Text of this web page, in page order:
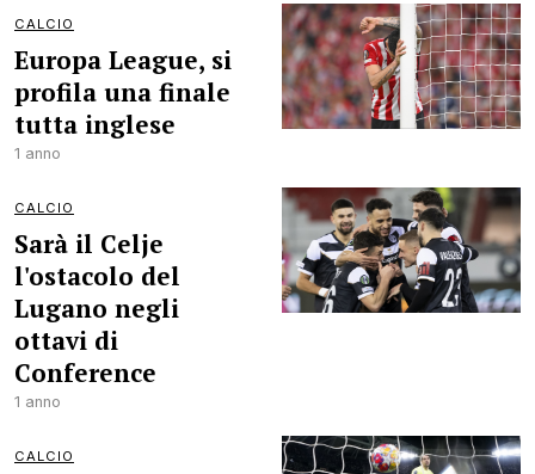
CALCIO
Europa League, si
profila una finale
tutta inglese
1 anno
CALCIO
Sarà il Celje
l'ostacolo del
Lugano negli
ottavi di
Conference
1 anno
CALCIO